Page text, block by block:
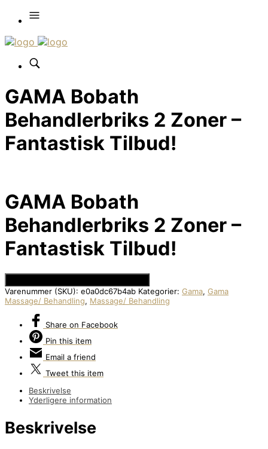
GAMA Bobath
Behandlerbriks 2 Zoner –
Fantastisk Tilbud!
GAMA Bobath
Behandlerbriks 2 Zoner –
Fantastisk Tilbud!
Varenummer (SKU): e0a0dc67b4ab Kategorier: Gama, Gama
Massage/ Behandling, Massage/ Behandling
Share on Facebook
Pin this item
Email a friend
Tweet this item
Beskrivelse
Yderligere information
Beskrivelse